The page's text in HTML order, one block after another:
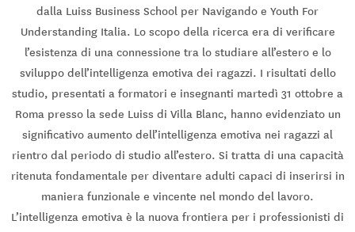
dalla Luiss Business School per Navigando e Youth For
Understanding Italia. Lo scopo della ricerca era di verificare
l’esistenza di una connessione tra lo studiare all’estero e lo
sviluppo dell’intelligenza emotiva dei ragazzi. I risultati dello
studio, presentati a formatori e insegnanti martedì 31 ottobre a
Roma presso la sede Luiss di Villa Blanc, hanno evidenziato un
significativo aumento dell’intelligenza emotiva nei ragazzi al
rientro dal periodo di studio all’estero. Si tratta di una capacità
ritenuta fondamentale per diventare adulti capaci di inserirsi in
maniera funzionale e vincente nel mondo del lavoro.
L’intelligenza emotiva è la nuova frontiera per i professionisti di